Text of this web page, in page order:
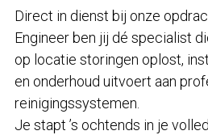
Direct in dienst bij onze
Engineer ben jij dé specialist
op locatie storingen oplost,
en onderhoud uitvoert aan
reinigingssystemen.
Je stapt ’s ochtends in je